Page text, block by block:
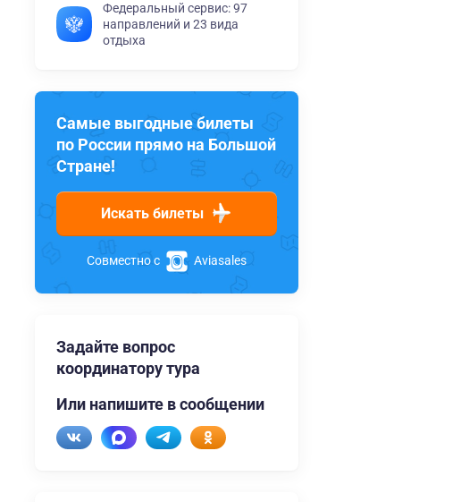
Федеральный сервис: 97
направлений и 23 вида
отдыха
Самые выгодные билеты
по России прямо на Большой
Стране!
Искать билеты
Совместно с Aviasales
Задайте вопрос
координатору тура
Или напишите в сообщении